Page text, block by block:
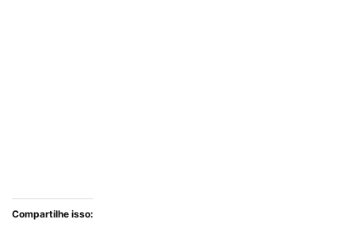
Compartilhe isso: